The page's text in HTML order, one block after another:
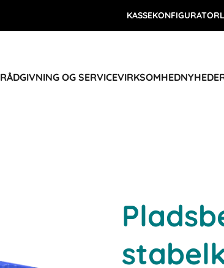
KASSEKONFIGURATOR
RÅDGIVNING OG SERVICEVIRKSOMHED